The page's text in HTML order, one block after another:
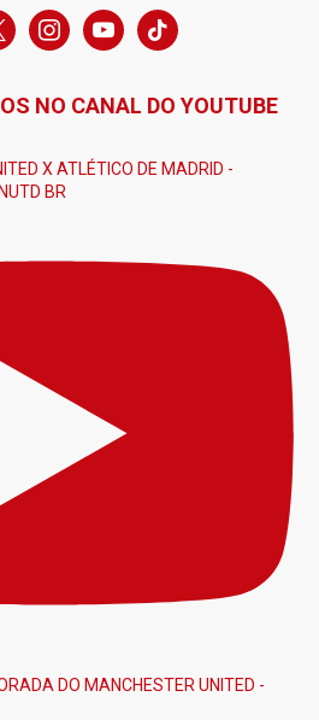
instagramyoutubetiktok
NO CANAL DO YOUTUBE
X ATLÉTICO DE MADRID -
BR
DO MANCHESTER UNITED -